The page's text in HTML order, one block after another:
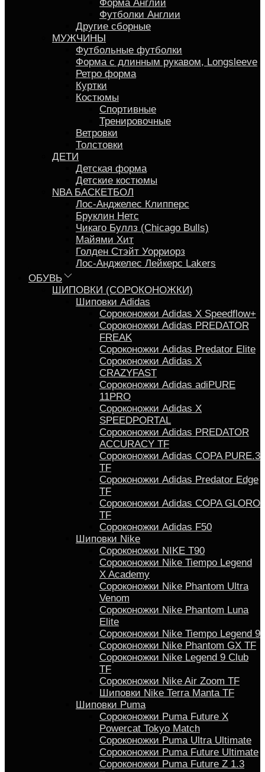
Форма Англии
Футболки Англии
Другие сборные
МУЖЧИНЫ
Футбольные футболки
Форма с длинным рукавом, Longsleeve
Ретро форма
Куртки
Костюмы
Спортивные
Тренировочные
Ветровки
Толстовки
ДЕТИ
Детская форма
Детские костюмы
NBA БАСКЕТБОЛ
Лос-Анджелес Клипперс
Бруклин Нетс
Чикаго Буллз (Chicago Bulls)
Майями Хит
Голден Стэйт Уорриорз
Лос-Анджелес Лейкерс Lakers
ОБУВЬ
ШИПОВКИ (СОРОКОНОЖКИ)
Шиповки Adidas
Сороконожки Аdidas X Speedflow+
Сороконожки Adidas PREDATOR
FREAK
Сороконожки Adidas Predator Elite
Сороконожки Adidas X
CRAZYFAST
Сороконожки Adidas adiPURE
11PRO
Сороконожки Аdidas X
SPEEDPORTAL
Сороконожки Adidas PREDATOR
ACCURACY TF
Сороконожки Adidas COPA PURE.3
TF
Сороконожки Аdidas Predator Edge
TF
Сороконожки Adidas COPA GLORO
TF
Сороконожки Adidas F50
Шиповки Nike
Сороконожки NIKE T90
Сороконожки Nike Tiempo Legend
X Academy
Сороконожки Nike Phantom Ultra
Venom
Сороконожки Nike Phantom Luna
Elite
Сороконожки Nike Tiempo Legend 9
Сороконожки Nike Phantom GX TF
Сороконожки Nike Legend 9 Club
TF
Сороконожки Nike Air Zoom TF
Шиповки Nike Terra Manta TF
Шиповки Puma
Сороконожки Puma Future X
Powercat Tokyo Match
Сороконожки Puma Ultra Ultimate
Сороконожки Puma Future Ultimate
Сороконожки Puma Future Z 1.3